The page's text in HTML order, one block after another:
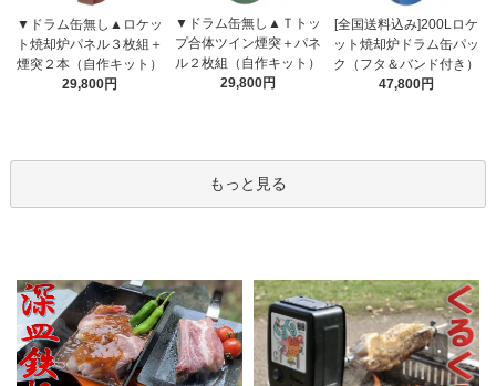
▼ドラム缶無し▲ロケッ
ト焼却炉パネル３枚組＋
煙突２本（自作キット）
29,800円
▼ドラム缶無し▲Ｔトッ
プ合体ツイン煙突＋パネ
ル２枚組（自作キット）
29,800円
[全国送料込み]200Lロケ
ット焼却炉ドラム缶パッ
ク（フタ＆バンド付き）
47,800円
もっと見る